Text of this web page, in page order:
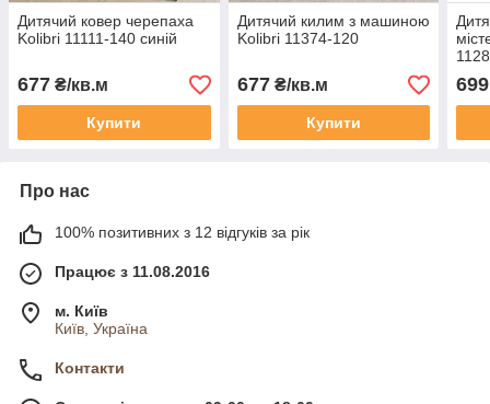
Дитячий ковер черепаха
Kolibri 11111-140 синій
677 ₴/кв.м
Купити
Дитячий килим з машиною
Kolibri 11374-120
677₴/кв.м
Купити
699
Про нас
100% позитивних з 12 відгуків за рік
Працює з 11.08.2016
м. Київ
Київ, Україна
Контакти